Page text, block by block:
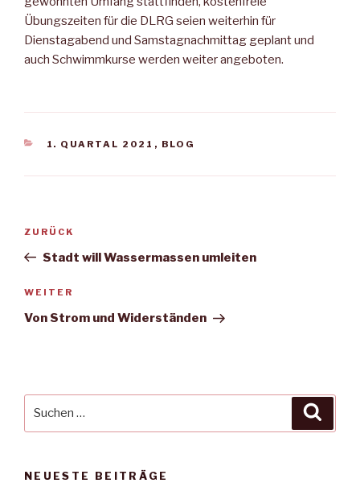
Übungszeiten für die DLRG seien weiterhin für
Dienstagabend und Samstagnachmittag geplant und
auch Schwimmkurse werden weiter angeboten.
KATEGORIEN
1. QUARTAL 2021 , BLOG
Beitragsnavigation
Vorheriger
Beitrag
ZURÜCK
Stadt will Wassermassen umleiten
Nächster
Beitrag
WEITER
Von Strom und Widerständen
NEUESTE BEITRÄGE